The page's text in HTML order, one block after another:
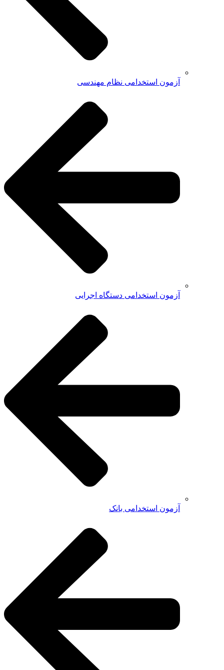
آزمون استخدامی نظام مهندسی
آزمون استخدامی دستگاه اجرایی
آزمون استخدامی بانک